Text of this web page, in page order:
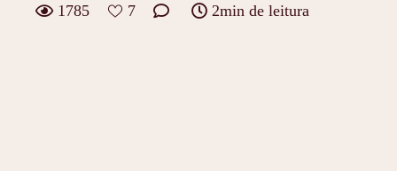
1785 7 2min de leitura